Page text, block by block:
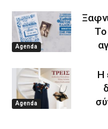
Agenda
Το
Agenda
Η